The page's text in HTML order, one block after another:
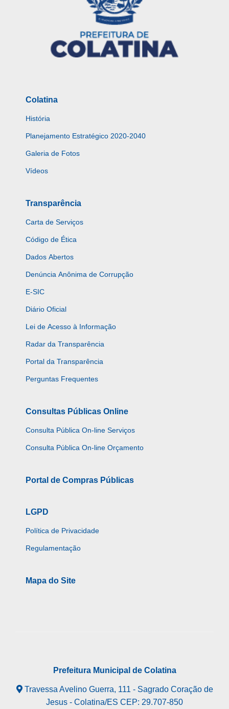
Colatina
História
Planejamento Estratégico 2020-2040
Galeria de Fotos
Vídeos
Transparência
Carta de Serviços
Código de Ética
Dados Abertos
Denúncia Anônima de Corrupção
E-SIC
Diário Oficial
Lei de Acesso à Informação
Radar da Transparência
Portal da Transparência
Perguntas Frequentes
Consultas Públicas Online
Consulta Pública On-line Serviços
Consulta Pública On-line Orçamento
Portal de Compras Públicas
LGPD
Política de Privacidade
Regulamentação
Mapa do Site
Prefeitura Municipal de Colatina
Travessa Avelino Guerra, 111 - Sagrado Coração de
Jesus - Colatina/ES CEP: 29.707-850